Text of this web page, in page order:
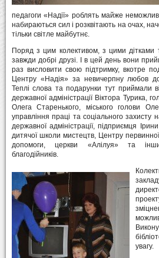
педагоги «Надії» роблять майже
набираються сил і розквітають на очах,
тільки світле майбутнє.
Поряд з цим колективом, з цими дітками
завжди добрі друзі. І в цей день вони
раз висловити свою підтримку, вкотре
Центру «Надія» за невичерпну любов до
Теплі слова та подарунки тут приймали
державної адміністрації Віктора Турика,
Олега Старенького, міського голови
управління праці та соціального захисту
державної адміністрації, підприємця
дитячої школи мистецтв, Центру
допомоги, церкви «Алілуя» та
благодійників.
увагу.